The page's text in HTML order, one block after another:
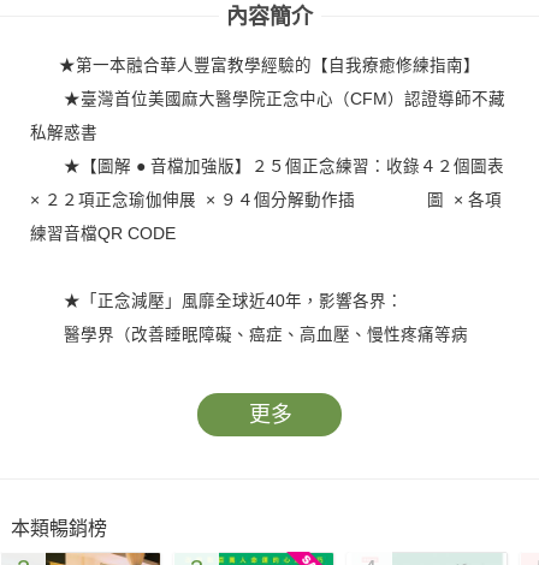
內容簡介
★第一本融合華人豐富教學經驗的【自我療癒修練指南】
★臺灣首位美國麻大醫學院正念中心（CFM）認證導師不藏
私解惑書
★【圖解 ● 音檔加強版】２５個正念練習：收錄４２個圖表
× ２２項正念瑜伽伸展 × ９４個分解動作插 圖 × 各項
練習音檔QR CODE
★「正念減壓」風靡全球近40年，影響各界：
醫學界（改善睡眠障礙、癌症、高血壓、慢性疼痛等病
心理學界（改善憂鬱、焦慮、強迫等症狀）、
教育界（提升專注力與友善校園）、
更多
本類暢銷榜